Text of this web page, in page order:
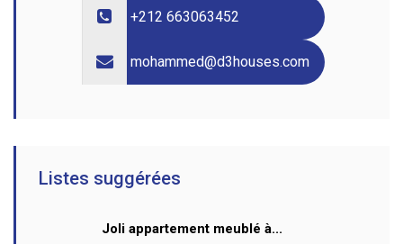
+212 663063452
mohammed@d3houses.com
Listes suggérées
Joli appartement meublé à...